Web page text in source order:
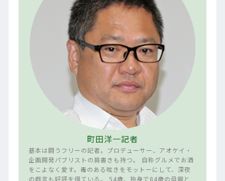
町田洋一記者
基本は闘うフリーの記者。プロデューサー、アオケイ・
企画開発パブリストの肩書きも持つ。 自称グルメでお酒
をこよなく愛す。毒のある呟きをモットーにして、深夜
の戯言も好評を得ている。 54歳、独身で84歳の母親と